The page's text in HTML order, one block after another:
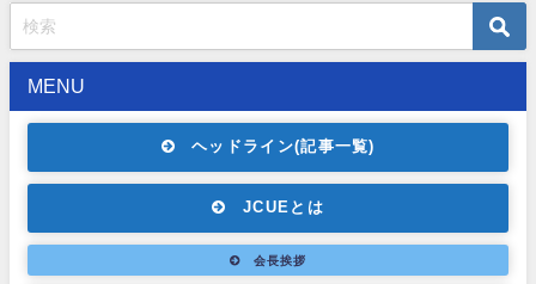
MENU
ヘッドライン(記事一覧)
JCUEとは
会長挨拶